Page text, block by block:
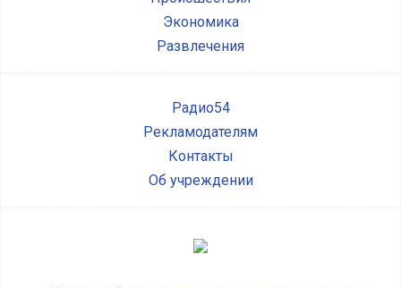
Экономика
Развлечения
Радио54
Рекламодателям
Контакты
Об учреждении